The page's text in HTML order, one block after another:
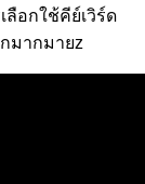
อกใช้คีย์เวิร์ด
มากมายz